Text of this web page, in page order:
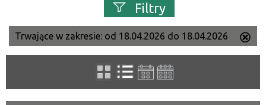
Filtry
Szukana fraza
Kategoria
Trwające w zakresie: od 18.04.2026 do 18.04.2026
ten